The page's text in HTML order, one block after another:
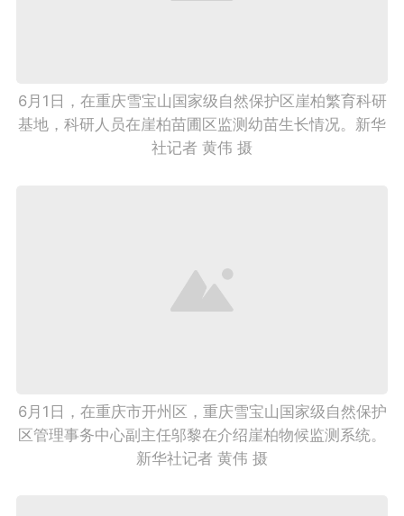
6月1日，在重庆雪宝山国家级自然保护区崖柏繁育科研
基地，科研人员在崖柏苗圃区监测幼苗生长情况。新华
社记者 黄伟 摄
6月1日，在重庆市开州区，重庆雪宝山国家级自然保护
区管理事务中心副主任邬黎在介绍崖柏物候监测系统。
新华社记者 黄伟 摄